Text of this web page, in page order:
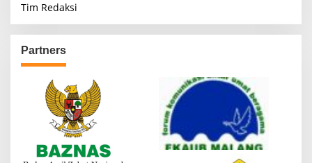
Tim Redaksi
Partners